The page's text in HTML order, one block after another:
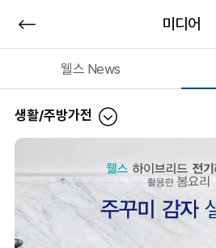
미디어
웰스 News
생활/주방가전
정수기